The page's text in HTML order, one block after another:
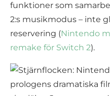
funktioner som
2:s musikmodus – inte
reservering (Nintendo
remake för Switch 2).